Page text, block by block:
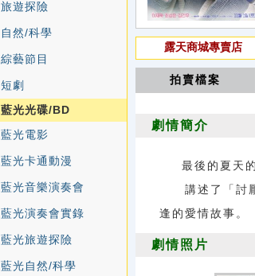
旅遊探險
自然/科學
綜藝節目
短劇
藍光光碟/BD
藍光電影
藍光卡通動漫
藍光音樂演奏會
藍光演奏會實錄
藍光旅遊探險
藍光自然/科學
露天商城專賣店
拍賣檔案
劇情簡介
最後的夏天
講述了「討厭
逢的愛情故事。
劇情照片